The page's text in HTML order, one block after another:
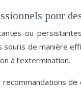
pour
ou
souris de manière
à l’extermination.
recommandations